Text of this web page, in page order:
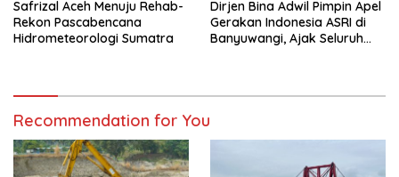
Safrizal Aceh Menuju Rehab-
Rekon Pascabencana
Hidrometeorologi Sumatra
Dirjen Bina Adwil Pimpin Apel
Gerakan Indonesia ASRI di
Banyuwangi, Ajak Seluruh
Recommendation for You